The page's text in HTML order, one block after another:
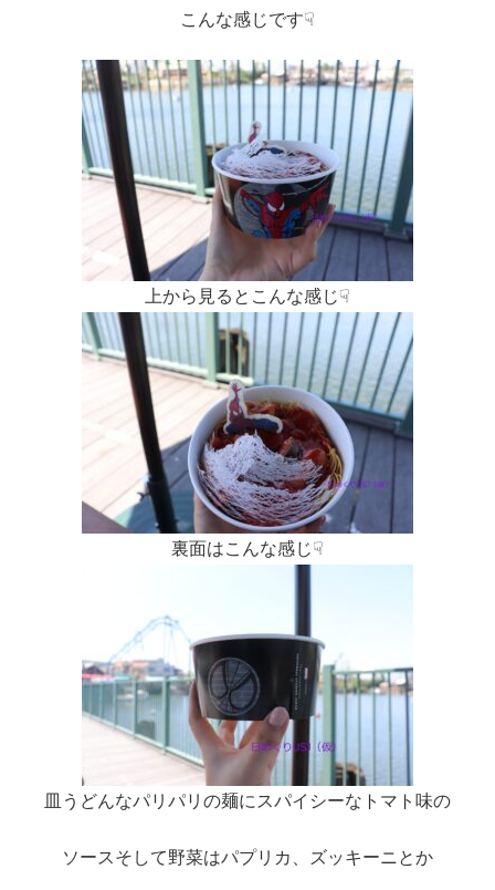
こんな感じです☟
上から見るとこんな感じ☟
裏面はこんな感じ☟
皿うどんなパリパリの麺にスパイシーなトマト味の
ソースそして野菜はパプリカ、ズッキーニとか